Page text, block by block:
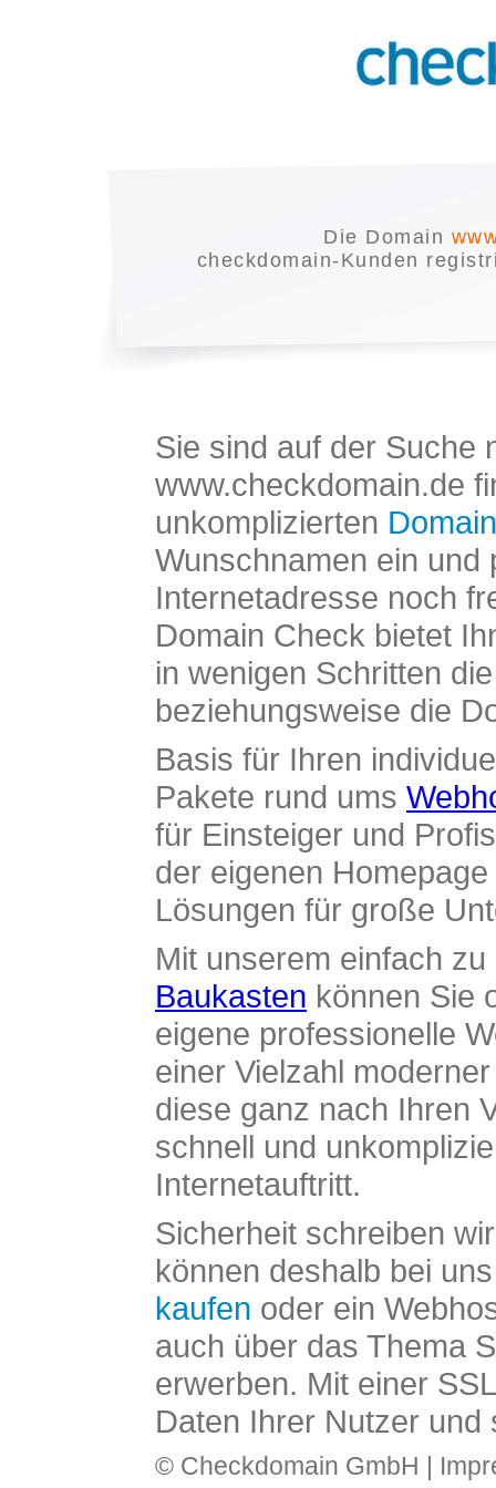
Die Domain
checkdomain-Kunden
Sie sind auf der Suche
www.checkdomain.de
unkomplizierten
Wunschnamen ein und
Internetadresse noch
Domain Check bietet
in wenigen Schritten
beziehungsweise die
Basis für Ihren
Pakete rund ums
für Einsteiger und
der eigenen
Lösungen für große
Mit unserem einfach
Baukasten können Sie
eigene professionelle
einer Vielzahl
diese ganz nach Ihren
schnell und
Internetauftritt.
Sicherheit schreiben
können deshalb bei
kaufen oder ein
auch über das Thema
erwerben. Mit einer
Daten Ihrer Nutzer und
© Checkdomain GmbH |